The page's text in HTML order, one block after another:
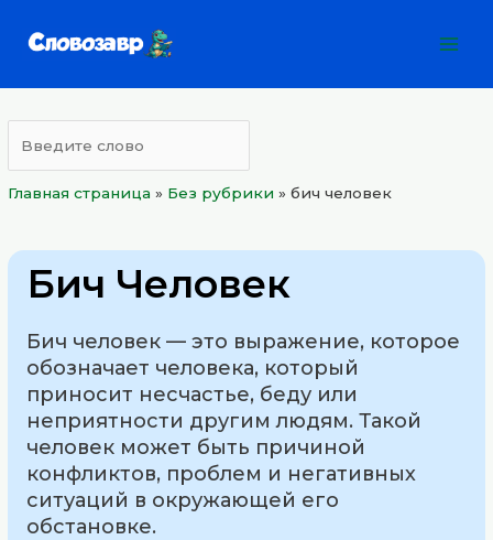
Главная страница » Без рубрики »бич человек
Бич Человек
Бич человек — это выражение, которое
обозначает человека, который
приносит несчастье, беду или
неприятности другим людям. Такой
человек может быть причиной
конфликтов, проблем и негативных
ситуаций в окружающей его
обстановке.